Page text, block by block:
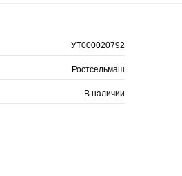
УТ000020792
Ростсельмаш
В наличии